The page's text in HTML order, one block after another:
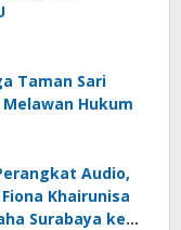
Taman Sari
Hukum
Audio,
Khairunisa
Surabaya ke